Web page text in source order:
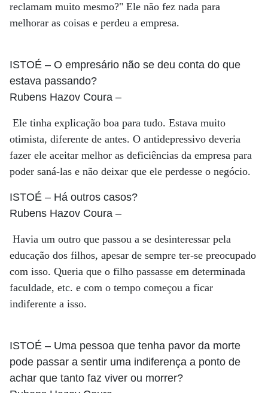
reclamam muito mesmo?" Ele não fez nada para
melhorar as coisas e perdeu a empresa.
ISTOÉ – O empresário não se deu conta do que
estava passando?
Rubens Hazov Coura –
Ele tinha explicação boa para tudo. Estava muito
otimista, diferente de antes. O antidepressivo deveria
fazer ele aceitar melhor as deficiências da empresa para
poder saná-las e não deixar que ele perdesse o negócio.
ISTOÉ – Há outros casos?
Rubens Hazov Coura –
Havia um outro que passou a se desinteressar pela
educação dos filhos, apesar de sempre ter-se preocupado
com isso. Queria que o filho passasse em determinada
faculdade, etc. e com o tempo começou a ficar
indiferente a isso.
ISTOÉ – Uma pessoa que tenha pavor da morte
pode passar a sentir uma indiferença a ponto de
achar que tanto faz viver ou morrer?